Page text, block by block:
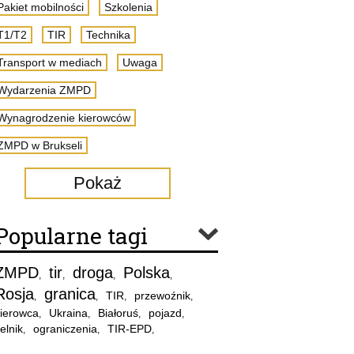
mobilności Szkolenia
T2 TIR Technika
w mediach Uwaga
ZMPD
kierowców
w Brukseli
Pokaż
tagi
, tir, droga, Polska,
, granica, TIR, przewoźnik,
, Ukraina, Białoruś, pojazd,
, ograniczenia, TIR-EPD,